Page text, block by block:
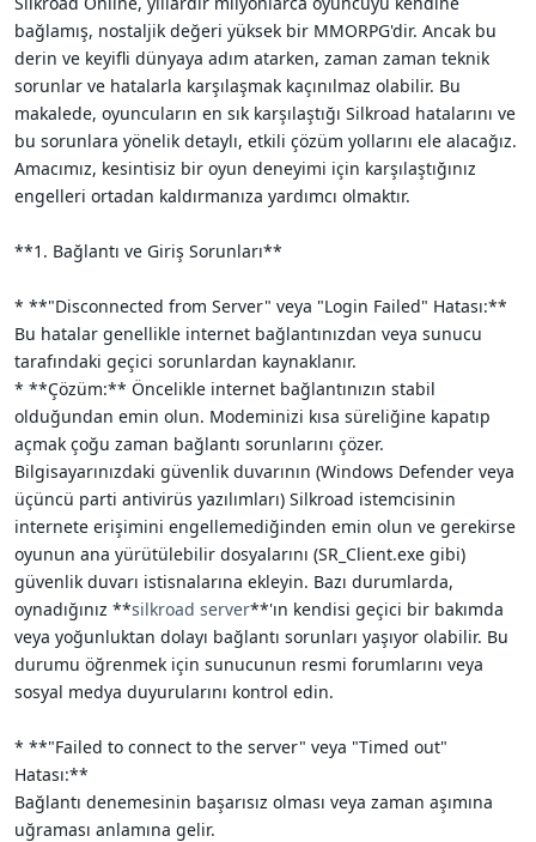
i
bağlamış, nostaljik değeri yüksek bir MMORPG'dir. Ancak bu
derin ve keyifli dünyaya adım atarken, zaman zaman teknik
sorunlar ve hatalarla karşılaşmak kaçınılmaz olabilir. Bu
makalede, oyuncuların en sık karşılaştığı Silkroad hatalarını ve
bu sorunlara yönelik detaylı, etkili çözüm yollarını ele alacağız.
Amacımız, kesintisiz bir oyun deneyimi için karşılaştığınız
engelleri ortadan kaldırmanıza yardımcı olmaktır.
**1. Bağlantı ve Giriş Sorunları**
* **"Disconnected from Server" veya "Login Failed" Hatası:**
Bu hatalar genellikle internet bağlantınızdan veya sunucu
tarafındaki geçici sorunlardan kaynaklanır.
* **Çözüm:** Öncelikle internet bağlantınızın stabil
olduğundan emin olun. Modeminizi kısa süreliğine kapatıp
açmak çoğu zaman bağlantı sorunlarını çözer.
Bilgisayarınızdaki güvenlik duvarının (Windows Defender veya
üçüncü parti antivirüs yazılımları) Silkroad istemcisinin
internete erişimini engellemediğinden emin olun ve gerekirse
oyunun ana yürütülebilir dosyalarını (SR_Client.exe gibi)
güvenlik duvarı istisnalarına ekleyin. Bazı durumlarda,
oynadığınız **silkroad server**'ın kendisi geçici bir bakımda
veya yoğunluktan dolayı bağlantı sorunları yaşıyor olabilir. Bu
durumu öğrenmek için sunucunun resmi forumlarını veya
sosyal medya duyurularını kontrol edin.
* **"Failed to connect to the server" veya "Timed out"
Hatası:**
Bağlantı denemesinin başarısız olması veya zaman aşımına
uğraması anlamına gelir.